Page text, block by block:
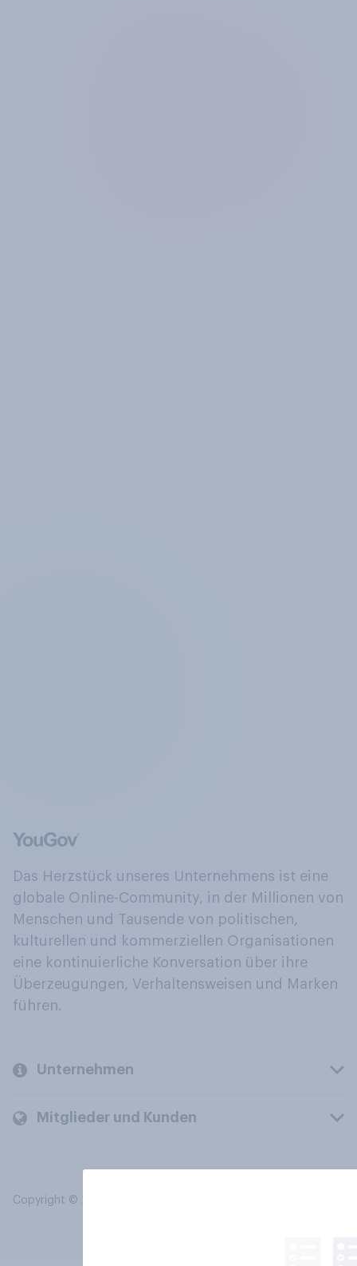
Das Herzstück unseres Unternehmens ist eine
globale Online-Community, in der Millionen von
Menschen und Tausende von politischen,
kulturellen und kommerziellen Organisationen
eine kontinuierliche Konversation über ihre
Überzeugungen, Verhaltensweisen und Marken
führen.
Unternehmen
Mitglieder und Kunden
Copyright © 2026 YouGov PLC. Alle Rechte vorbehalten.